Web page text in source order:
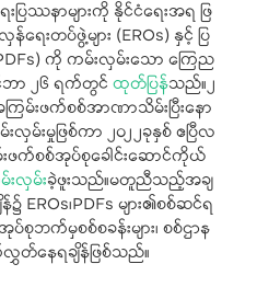
ြဿနာများကို နိုင်ငံရေးအရ ဖြ
ေးတပ်ဖွဲ့များ (EROs) နှင့် ပြ
ကို ကမ်းလှမ်းသော ကြေည
ာ ၂၆ ရက်တွင် ထုတ်ပြန်သည်။၂
ြမ်းဖက်စစ်အာဏာသိမ်းပြီးနော
မ်းမှုဖြစ်ကာ ၂၀၂၂ခုနှစ် ဧပြီလ
က်စစ်အုပ်စုခေါင်းဆောင်ကိုယ်
းလှမ်းခဲ့ဖူးသည်။မတူညီသည့်အချ
EROs၊PDFs များ၏စစ်ဆင်ရ
စုဘက်မှစစ်စခန်းများ၊ စစ်ဌာန
က်လွှတ်နေရချိန်ဖြစ်သည်။